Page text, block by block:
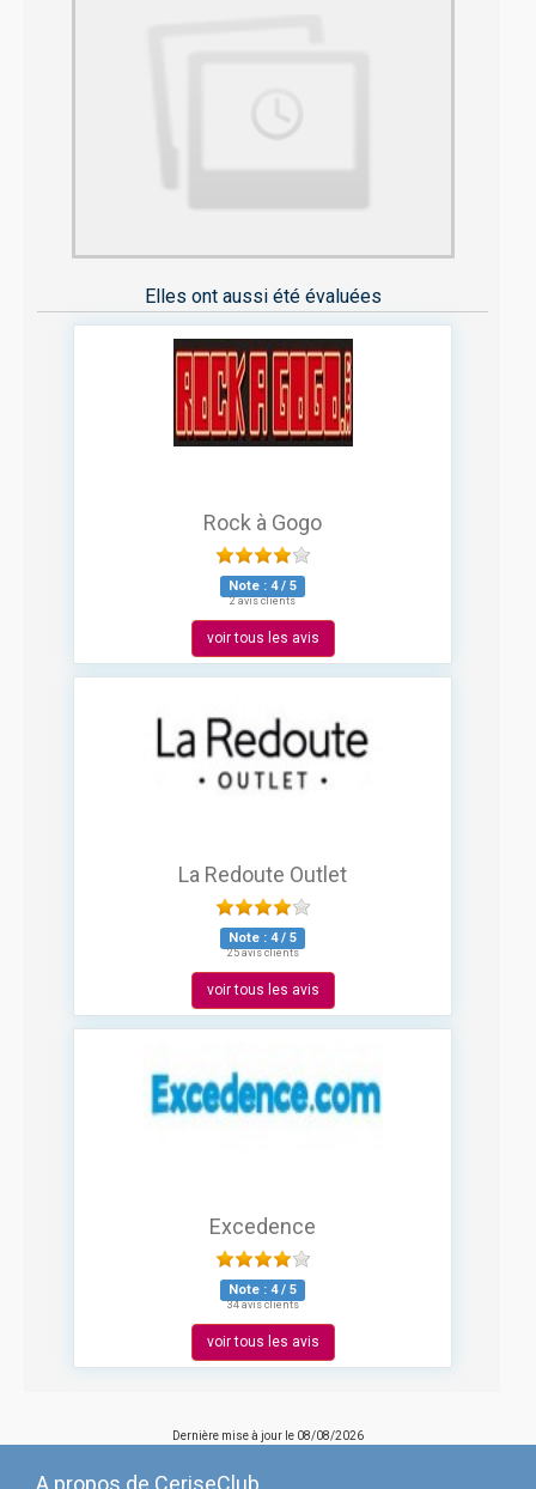
Elles ont aussi été évaluées
Rock à Gogo
Note : 4/ 5
2 avis clients
voir tous les avis
La Redoute Outlet
Note : 4/ 5
25 avis clients
voir tous les avis
Excedence
Note : 4/ 5
34 avis clients
voir tous les avis
Dernière mise à jour le 08/08/2026
A propos de CeriseClub